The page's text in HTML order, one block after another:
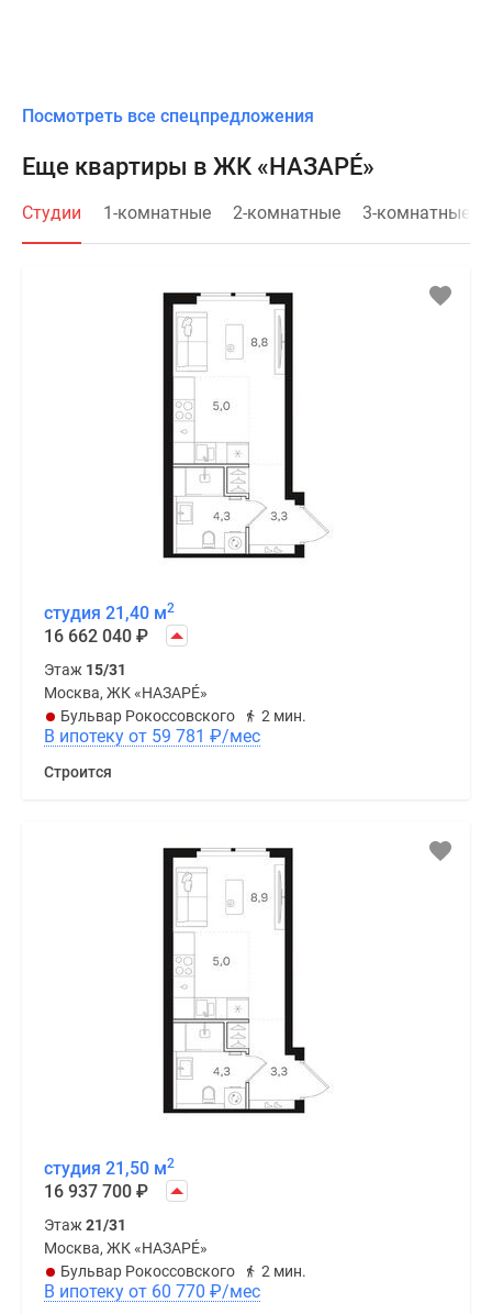
Посмотреть все спецпредложения
Еще квартиры в ЖК «НАЗАРÉ»
Студии 1-комнатные 2-комнатные 3-комнатные
студия 21,40 м2
16 662 040 ₽
Этаж 15/31
Москва, ЖК «НАЗАРÉ»
Бульвар Рокоссовского
2 мин.
В ипотеку от 59 781 ₽/мес
Строится
студия 21,50 м2
16 937 700 ₽
Этаж21/31
Москва, ЖК «НАЗАРÉ»
Бульвар Рокоссовского
2 мин.
В ипотеку от 60 770 ₽/мес